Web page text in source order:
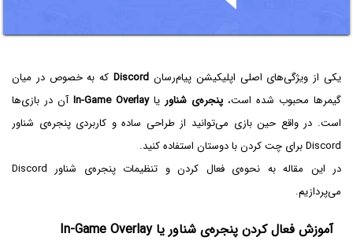
یکی از ویژگی‌های اصلی اپلیکیشن پیام‌رسان Discordکه به خصوص در میان
گیمرها محبوب شده است، پنجره‌ی شناور یاIn-Game Overlay آن در بازی‌ها
است. در واقع حین بازی می‌توانید از طراحی ساده و کاربردی پنجره‌ی شناور
Discord برای چت کردن با دوستان استفاده کنید.
در این مقاله به نحوه‌ی فعال کردن و تنظیمات پنجره‌ی شناور Discord
می‌پردازیم.
آموزش فعال کردن پنجره‌ی شناور یا In-Game Overlay